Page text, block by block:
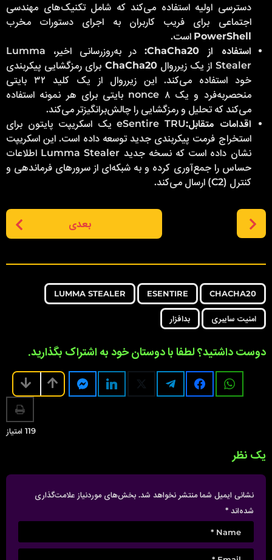
دسترسی اولیه استفاده می‌کند که شامل تکنیک‌های مهندسی
اجتماعی برای فریب کاربران به اجرای دستورات مخرب
PowerShell است.
استفاده از ChaCha20:
در به‌روزرسانی اخیر، Lumma
Stealer از یک زیرروال
ChaCha20 برای رمزگشایی پیکربندی
خود استفاده می‌کند. این زیرروال از یک کلید ۳۲ بایتی
منحصربه‌فرد و یک nonce ۸ بایتی برای هر نمونه استفاده
می‌کند که تحلیل و رمزگشایی را چالش‌برانگیزتر می‌کند.
اقدامات متقابل:
eSentire TRU یک اسکریپت پایتون برای
استخراج فرمت پیکربندی جدید توسعه داده است. این اسکریپت
نشان داده است که نسخه جدید Lumma Stealer اطلاعات
حساس را جمع‌آوری کرده و به شبکه‌ای از سرورهای فرماندهی و
کنترل (C2) ارسال می‌کند.
P
o
t
P
a
g
i
a
بعدی
CHACHA20
,
ESENTIRE
,
LUMMA STEALER
امنیت سایبری بدافزار
دوست داشتید؟ لطفا با دوستان خود به اشتراک بگذارید.
119 امتیاز
یک نظر
نشانی ایمیل شما منتشر نخواهد شد. بخش‌های موردنیاز علامت‌گذاری
شده‌اند *